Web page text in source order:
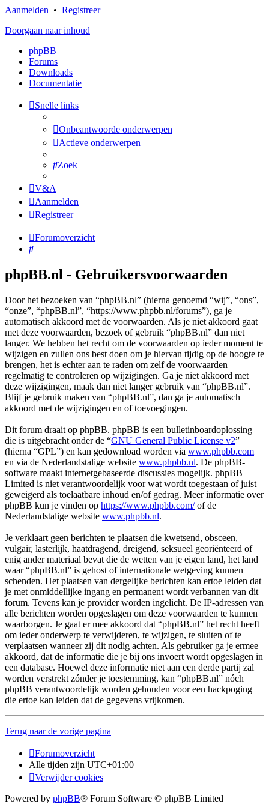
Aanmelden • Registreer
Doorgaan naar inhoud
phpBB
Forums
Downloads
Documentatie
Snelle links
Onbeantwoorde onderwerpen
Actieve onderwerpen
Zoek
V&A
Aanmelden
Registreer
Forumoverzicht
Zoek
phpBB.nl - Gebruikersvoorwaarden
Door het bezoeken van “phpBB.nl” (hierna genoemd “wij”, “ons”,
“onze”, “phpBB.nl”, “https://www.phpbb.nl/forums”), ga je
automatisch akkoord met de voorwaarden. Als je niet akkoord gaat
met deze voorwaarden, bezoek of gebruik “phpBB.nl” dan niet
langer. We hebben het recht om de voorwaarden op ieder moment te
wijzigen en zullen ons best doen om je hiervan tijdig op de hoogte te
brengen, het is echter aan te raden om zelf de voorwaarden
regelmatig te controleren op wijzigingen. Ga je niet akkoord met
deze wijzigingen, maak dan niet langer gebruik van “phpBB.nl”.
Blijf je gebruik maken van “phpBB.nl”, dan ga je automatisch
akkoord met de wijzigingen en of toevoegingen.
Dit forum draait op phpBB. phpBB is een bulletinboardoplossing
die is uitgebracht onder de “GNU General Public License v2”
(hierna “GPL”) en kan gedownload worden via www.phpbb.com
en via de Nederlandstalige website www.phpbb.nl. De phpBB-
software maakt internetgebaseerde discussies mogelijk. phpBB
Limited is niet verantwoordelijk voor wat wordt toegestaan of juist
geweigerd als toelaatbare inhoud en/of gedrag. Meer informatie over
phpBB kun je vinden op https://www.phpbb.com/of de
Nederlandstalige website www.phpbb.nl.
Je verklaart geen berichten te plaatsen die kwetsend, obsceen,
vulgair, lasterlijk, haatdragend, dreigend, seksueel georiënteerd of
enig ander materiaal bevat die de wetten van je eigen land, het land
waar “phpBB.nl” is gehost of internationale wetgeving kunnen
schenden. Het plaatsen van dergelijke berichten kan ertoe leiden dat
je met onmiddellijke ingang en permanent wordt verbannen van dit
forum. Tevens kan je provider worden ingelicht. De IP-adressen van
alle berichten worden opgeslagen om deze voorwaarden te kunnen
waarborgen. Je gaat er mee akkoord dat “phpBB.nl” het recht heeft
om ieder onderwerp te verwijderen, te wijzigen, te sluiten of te
verplaatsen wanneer zij dit nodig achten. Als gebruiker ga je ermee
akkoord, dat de informatie die je bij ons invoert wordt opgeslagen in
een database. Hoewel deze informatie niet aan een derde partij zal
worden verstrekt zónder je toestemming, kan “phpBB.nl” nóch
phpBB verantwoordelijk worden gehouden voor een hackpoging
die ertoe kan leiden dat de gegevens vrijkomen.
Terug naar de vorige pagina
Forumoverzicht
Alle tijden zijn UTC+01:00
Verwijder cookies
Powered by phpBB® Forum Software © phpBB Limited